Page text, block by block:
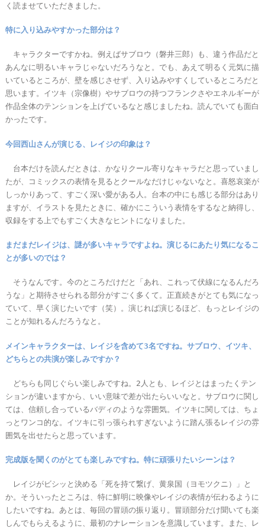
く読ませていただきました。
特に入り込みやすかった部分は？
キャラクターですかね。例えばサブロウ（磐井三郎）も、違う作品だと
あんなに明るいキャラじゃないだろうなと。でも、あえて明るく元気に描
いているところが、壁を感じさせず、入り込みやすくしているところだと
思います。イツキ（宗像樹）やサブロウの持つフランクさやエネルギーが
作品全体のテンションを上げているなと感じましたね。読んでいても面白
かったです。
今回西山さんが演じる、レイジの印象は？
台本だけを読んだときは、かなりクール寄りなキャラだと思っていまし
たが、コミックスの表情を見るとクールなだけじゃないなと。喜怒哀楽が
しっかりあって、すごく深い愛がある人。台本の中にも感じる部分はあり
ますが、イラストを見たときに、確かにこういう表情をするなと納得し、
収録をする上でもすごく大きなヒントになりました。
まだまだレイジは、謎が多いキャラですよね。演じるにあたり気になるこ
とが多いのでは？
そうなんです。今のところだけだと「あれ、これって伏線になるんだろ
うな」と期待させられる部分がすごく多くて。正直続きがとても気になっ
ていて、早く演じたいです（笑）。演じれば演じるほど、もっとレイジの
ことが知れるんだろうなと。
メインキャラクターは、レイジを含めて3名ですね。サブロウ、イツキ、
どちらとの共演が楽しみですか？
どちらも同じぐらい楽しみですね。2人とも、レイジとはまったくテン
ションが違いますから、いい意味で差が出たらいいなと。サブロウに関し
ては、信頼し合っているバディのような雰囲気。イツキに関しては、ちょ
っとワンコ的な。イツキに引っ張られすぎないように踏ん張るレイジの雰
囲気を出せたらと思っています。
完成版を聞くのがとても楽しみですね。特に頑張りたいシーンは？
レイジがビシッと決める「死を持て繋げ、黄泉国（ヨモツクニ）」と
か。そういったところは、特に鮮明に映像やレイジの表情が伝わるように
したいですね。あとは、毎回の冒頭の振り返り。冒頭部分だけ聞いても楽
しんでもらえるように、最初のナレーションを意識しています。また、レ